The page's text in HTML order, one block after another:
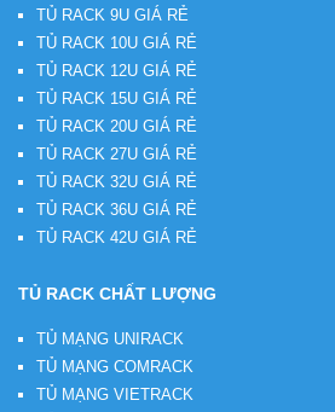
TỦ RACK 9U GIÁ RẺ
TỦ RACK 10U GIÁ RẺ
TỦ RACK 12U GIÁ RẺ
TỦ RACK 15U GIÁ RẺ
TỦ RACK 20U GIÁ RẺ
TỦ RACK 27U GIÁ RẺ
TỦ RACK 32U GIÁ RẺ
TỦ RACK 36U GIÁ RẺ
TỦ RACK 42U GIÁ RẺ
TỦ RACK CHẤT LƯỢNG
TỦ MẠNG UNIRACK
TỦ MẠNG COMRACK
TỦ MẠNG VIETRACK